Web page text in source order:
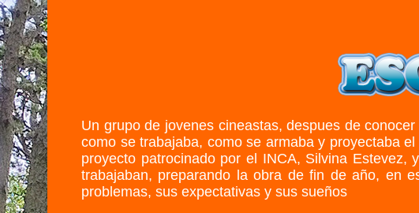
Un grupo de jovenes cineastas, despues de
como se trabajaba, como se armaba y proyectaba
proyecto patrocinado por el INCA, Silvina
trabajaban, preparando la obra de fin de año, en
problemas, sus expectativas y sus sueños